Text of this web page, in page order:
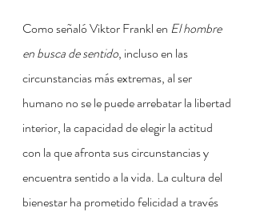
Como señaló Viktor Frankl en El hombre
en busca de sentido, incluso en las
circunstancias más extremas, al ser
humano no se le puede arrebatar la libertad
interior, la capacidad de elegir la actitud
con la que afronta sus circunstancias y
encuentra sentido a la vida. La cultura del
bienestar ha prometido felicidad a través